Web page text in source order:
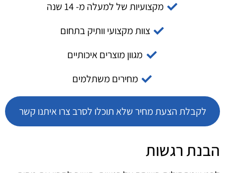
מקצועיות של למעלה מ- 14 שנה
צוות מקצועי וותיק בתחום
מגוון מוצרים איכותיים
מחירים משתלמים
לקבלת הצעת מחיר שלא תוכלו לסרב צרו איתנו קשר
הבנת רגשות